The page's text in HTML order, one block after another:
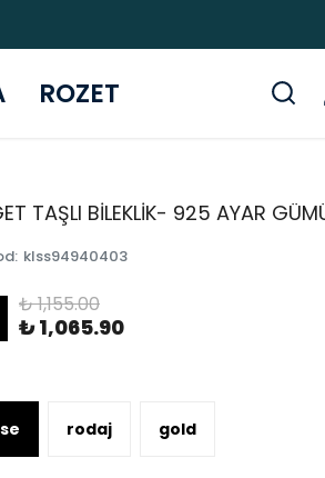
ROZET
TAŞLI BİLEKLİK- 925 AYAR
: klss94940403
₺ 1,155.00
₺ 1,065.90
rodaj gold